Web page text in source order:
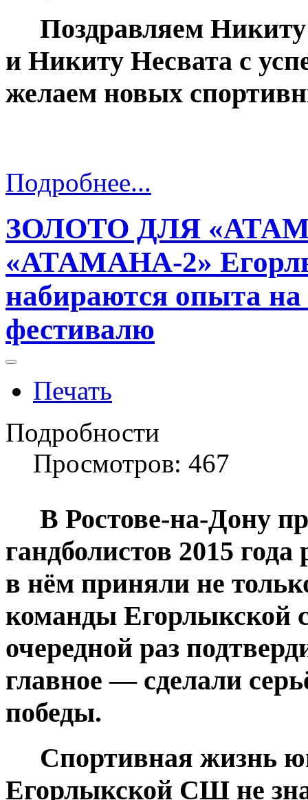
Поздравляем
и Никиту Несвата с
желаем новых
Подробнее...
ЗОЛОТО ДЛЯ
«АТАМАНА-2»
набираются опыта
фестивалю
Печать
Подробности
Просмотров: 467
В Ростове-на-Дону
гандболистов 2015
в нём приняли не
команды Егорлыкской
очередной раз
главное — сделали
победы.
Спортивная жизнь
Егорлыкской СШ не